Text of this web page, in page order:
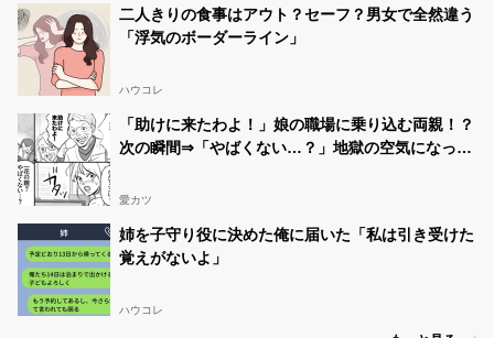
二人きりの食事はアウト？セーフ？男女で全然違う
「浮気のボーダーライン」
ハウコレ
「助けに来たわよ！」娘の職場に乗り込む両親！？
次の瞬間⇒「やばくない…？」地獄の空気になった
愛カツ
姉を子守り役に決めた俺に届いた「私は引き受けた
覚えがないよ」
ハウコレ